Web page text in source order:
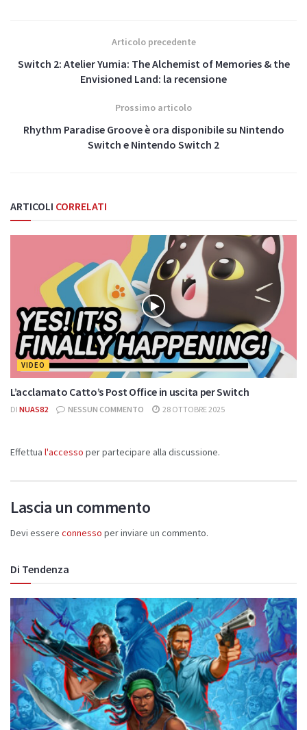
Articolo precedente
Switch 2: Atelier Yumia: The Alchemist of Memories & the
Envisioned Land: la recensione
Prossimo articolo
Rhythm Paradise Groove è ora disponibile su Nintendo
Switch e Nintendo Switch 2
ARTICOLI CORRELATI
VIDEO
L’acclamato Catto’s Post Office in uscita per Switch
DI NUAS82 NESSUN COMMENTO 28 OTTOBRE 2025
Effettua l'accesso per partecipare alla discussione.
Lascia un commento
Devi essere connesso per inviare un commento.
Di Tendenza